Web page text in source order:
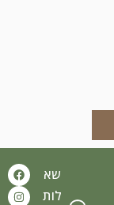
שא
לות